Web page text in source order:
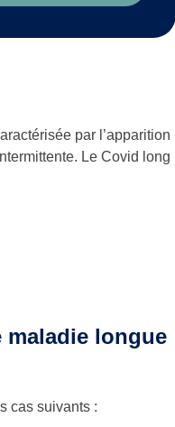
par l’apparition
Le Covid long
maladie longue
cas suivants :